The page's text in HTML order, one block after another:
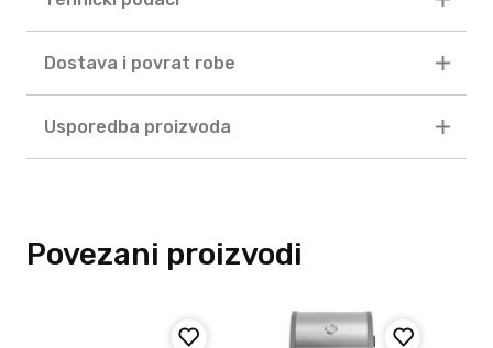
Dostava i povrat robe
Usporedba proizvoda
Povezani proizvodi